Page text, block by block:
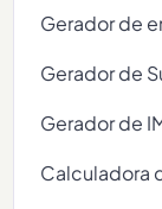
Gerador de
Gerador de
Gerador de
Calculadora